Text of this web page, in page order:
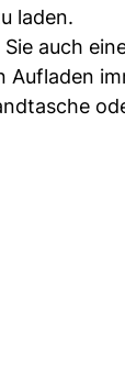
laden.
auch
Aufladen